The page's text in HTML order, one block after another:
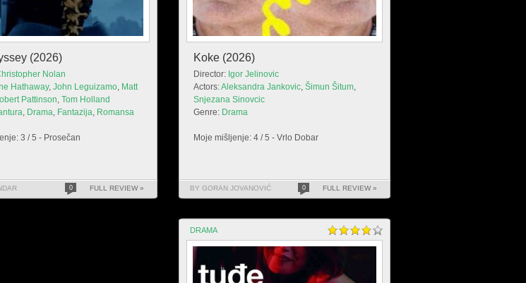
(2026)
Nolan
Hathaway, John Leguizamo, Matt
Pattinson, Tom Holland
, Drama, Fantazija, Romansa
3 / 5 - Prosečan
0 FULL REVIEW »
Koke (2026)
Director: Igor Jelinovic
Actors:Aleksandra Jankovic, Šimun Šitum,
Snjezana Sinovcic
Genre: Drama
Moje mišljenje: 4 / 5 - Vrlo Dobar
BY GORAN JOVANOVIĆ 0 FULL REVIEW »
DRAMA